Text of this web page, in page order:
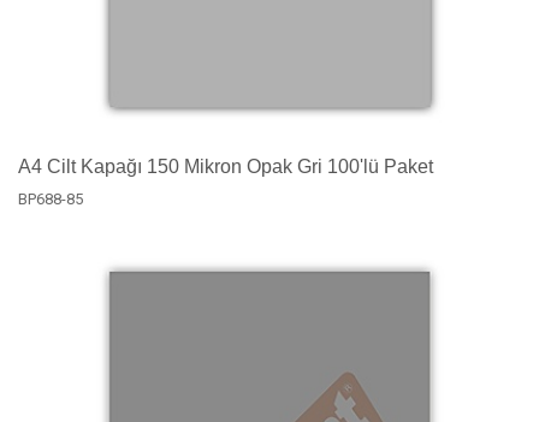
A4 Cilt Kapağı 150 Mikron Opak Gri 100'lü Paket
BP688-85